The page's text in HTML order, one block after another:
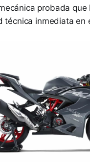
probada que
técnica inmediata en